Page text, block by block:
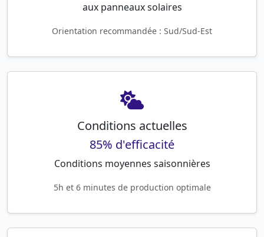
aux panneaux solaires
Orientation recommandée : Sud/Sud-Est
Conditions actuelles
85% d'efficacité
Conditions moyennes saisonnières
5h et 6 minutes de production optimale